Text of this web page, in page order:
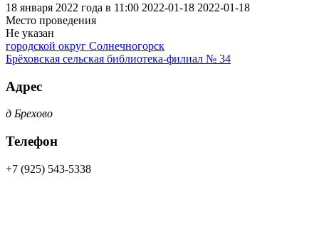
18 января 2022 года в 11:00 2022-01-18 2022-01-18
Место проведения
Не указан
городской округ Солнечногорск
Брёховская сельская библиотека-филиал № 34
Адрес
д Брехово
Телефон
+7 (925) 543-5338